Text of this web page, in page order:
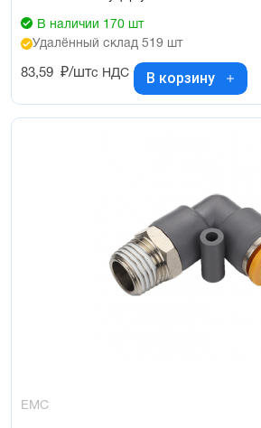
В наличии 170 шт
Удалённый склад 519 шт
83,59 ₽/штс НДС В корзину
EMC